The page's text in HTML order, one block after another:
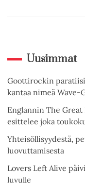
Uusimmat
Goottirockin paratiisi
kantaa nimeä Wave-
Englannin The
esittelee joka
Yhteisöllisyydestä,
luovuttamisesta
Lovers Left Alive
luvulle